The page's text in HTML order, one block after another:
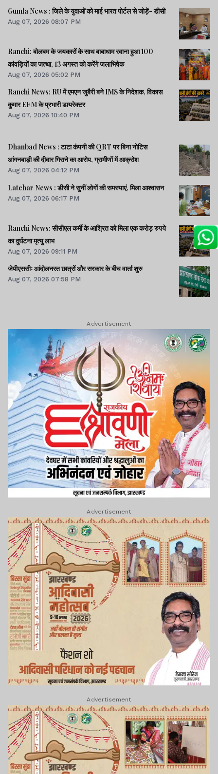
Gumla News : जिले के युवाओं को माई भारत पोर्टल से जोड़ें- डीसी
Aug 07, 2026 08:07 PM
Ranchi: बोलबम के जयकारों के साथ बाबाधाम रवाना हुआ 100
कांवड़ियों का जत्था, 13 अगस्त को करेंगे जलाभिषेक
Aug 07, 2026 05:02 PM
Ranchi News: RU में एमएन जुबैरी बने IMS के निदेशक, विकास
कुमार EFM के प्रभारी डायरेक्टर
Aug 07, 2026 10:40 PM
Dhanbad News : टाटा कंपनी की QRT पर बिना नोटिस
आंगनबाड़ी की दीवार गिराने का आरोप, ग्रामीणों में आक्रोश
Aug 07, 2026 04:12 PM
Latehar News : डीसी ने सुनीं लोगों की समस्याएं, मिला आश्वासन
Aug 07, 2026 06:17 PM
Ranchi News: सीसीएल कर्मी के आश्रित को मिला एक करोड़ रुपये
का दुर्घटना मृत्यु लाभ
Aug 07, 2026 09:11 PM
जेपीएससीः आंदोलनरत छात्रों और सरकार के बीच वार्ता शुरु
Aug 07, 2026 07:58 PM
Advertisement
Advertisement
Advertisement